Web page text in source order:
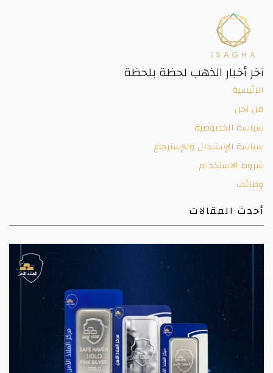
آخر أخبار الذهب لحظة بلحظة
الرئيسية
من نحن
سياسة الخصوصية
سياسة الإستبدال والإسترجاع
شروط الاستخدام
وظائف
أحدث المقالات